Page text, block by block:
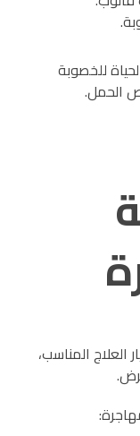
للخصوبة
الحمل.
العلاج المناسب،